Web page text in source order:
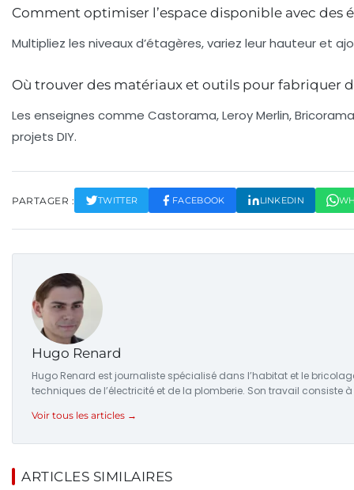
Comment optimiser l’espace disponible avec des
Multipliez les niveaux d’étagères, variez leur hauteur et
Où trouver des matériaux et outils pour fabriquer
Les enseignes comme Castorama, Leroy Merlin,
projets DIY.
PARTAGER : TWITTER FACEBOOK LINKEDIN
Hugo Renard
Hugo Renard est journaliste spécialisé dans l’habitat et le
techniques de l’électricité et de la plomberie. Son travail
Voir tous les articles →
ARTICLES SIMILAIRES